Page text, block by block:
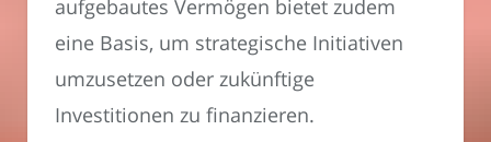
aufgebautes Vermögen bietet zudem
eine Basis, um strategische Initiativen
umzusetzen oder zukünftige
Investitionen zu finanzieren.